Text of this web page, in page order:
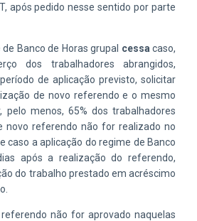
após pedido nesse sentido por parte
Banco de Horas grupal cessa caso,
dos trabalhadores abrangidos,
de aplicação previsto, solicitar
de novo referendo e o mesmo
pelo menos, 65% dos trabalhadores
novo referendo não for realizado no
caso a aplicação do regime de Banco
após a realização do referendo,
do trabalho prestado em acréscimo
não for aprovado naquelas